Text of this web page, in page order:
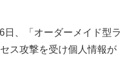
日、「オーダーメイド型ラ
ス攻撃を受け個人情報が